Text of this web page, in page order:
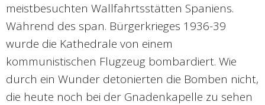
meistbesuchten Wallfahrtsstätten Spaniens.
Während des span. Bürgerkrieges 1936-39
wurde die Kathedrale von einem
kommunistischen Flugzeug bombardiert. Wie
durch ein Wunder detonierten die Bomben nicht,
die heute noch bei der Gnadenkapelle zu sehen